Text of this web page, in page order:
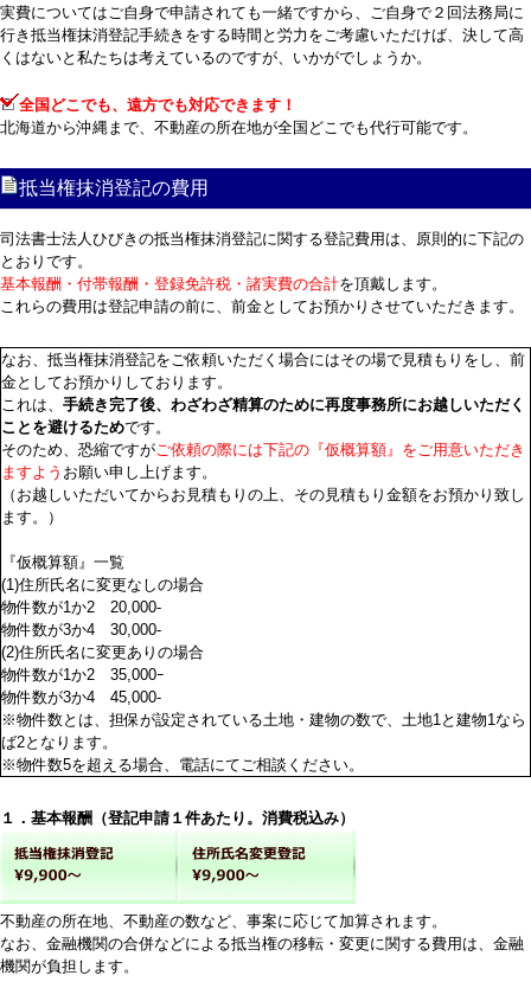
実費についてはご自身で申請されても一緒ですから、ご自身で２回法務局に
行き抵当権抹消登記手続きをする時間と労力をご考慮いただけば、決して高
くはないと私たちは考えているのですが、いかがでしょうか。
全国どこでも、遠方でも対応できます！
北海道から沖縄まで、不動産の所在地が全国どこでも代行可能です。
抵当権抹消登記の費用
司法書士法人ひびきの抵当権抹消登記に関する登記費用は、原則的に下記の
とおりです。
基本報酬・付帯報酬・登録免許税・諸実費の合計を頂戴します。
これらの費用は登記申請の前に、前金としてお預かりさせていただきます。
なお、抵当権抹消登記をご依頼いただく場合にはその場で見積もりをし、 前
金としてお預かりしております。
これは、 手続き完了後、わざわざ精算のために再度事務所にお越しいただく
ことを避けるためです。
そのため、恐縮ですがご依頼の際には下記の『仮概算額』をご用意いただき
ますよう お願い申し上げます。
（お越しいただいてからお見積もりの上、その見積もり金額をお預かり致し
ます。）
『仮概算額』一覧
(1)住所氏名に変更なしの場合
物件数が1か2 20,000-
物件数が3か4 30,000-
(2)住所氏名に変更ありの場合
物件数が1か2 35,000ｰ
物件数が3か4 45,000-
※物件数とは、担保が設定されている土地・建物の数で、土地1と建物1なら
ば2となります。
※物件数5を超える場合、電話にてご相談ください。
１．基本報酬（登記申請１件あたり。消費税込み）
不動産の所在地、不動産の数など、事案に応じて加算されます。
なお、金融機関の合併などによる抵当権の移転・変更に関する費用は、金融
機関が負担します。